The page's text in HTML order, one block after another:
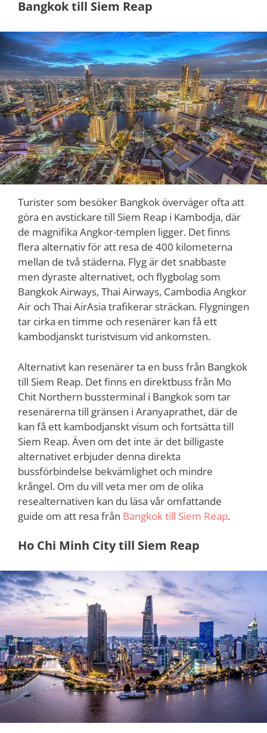
Bangkok till Siem Reap
Turister som besöker Bangkok överväger ofta att
göra en avstickare till Siem Reap i Kambodja, där
de magnifika Angkor-templen ligger. Det finns
flera alternativ för att resa de 400 kilometerna
mellan de två städerna. Flyg är det snabbaste
men dyraste alternativet, och flygbolag som
Bangkok Airways, Thai Airways, Cambodia Angkor
Air och Thai AirAsia trafikerar sträckan. Flygningen
tar cirka en timme och resenärer kan få ett
kambodjanskt turistvisum vid ankomsten.
Alternativt kan resenärer ta en buss från Bangkok
till Siem Reap. Det finns en direktbuss från Mo
Chit Northern bussterminal i Bangkok som tar
resenärerna till gränsen i Aranyaprathet, där de
kan få ett kambodjanskt visum och fortsätta till
Siem Reap. Även om det inte är det billigaste
alternativet erbjuder denna direkta
bussförbindelse bekvämlighet och mindre
krångel. Om du vill veta mer om de olika
resealternativen kan du läsa vår omfattande
guide om att resa från Bangkok till Siem Reap.
Ho Chi Minh City till Siem Reap